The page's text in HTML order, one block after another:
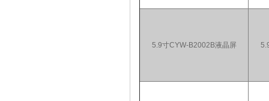
5.9寸CYW-B2002B液晶屏